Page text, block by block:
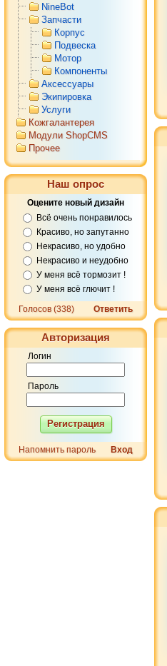
NineBot
Запчасти
Корпус
Подвеска
Мотор
Компоненты
Аксессуары
Экипировка
Услуги
Кожгалантерея
Модули ShopCMS
Прочее
Наш опрос
Оцените новый дизайн
Всё очень понравилось
Красиво, но запутанно
Некрасиво, но удобно
Некрасиво и неудобно
У меня всё тормозит !
У меня всё глючит !
Голосов (338)
Ответить
Авторизация
Логин
Пароль
Регистрация
Напомнить пароль Вход